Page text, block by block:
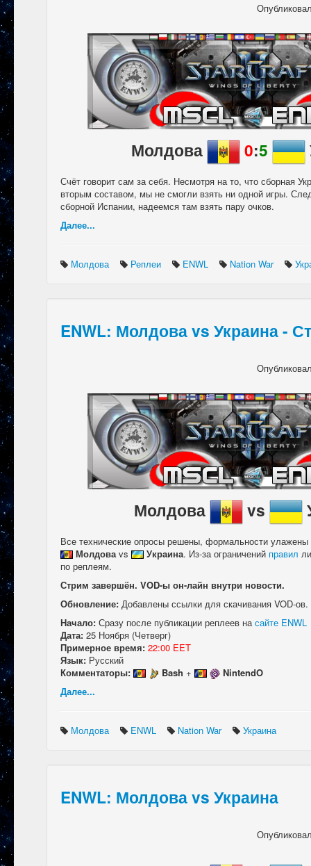
Молдова 0:5
Счёт говорит сам за себя. Несмотря на то, что сборная
вторым составом, мы не смогли взять ни одной игры.
сборной Испании, надеемся там взять пару очков.
Далее...
Молдова Реплеи ENWL Nation War
ENWL: Молдова vs Украина -
Молдова vs
Все технические опросы решены, формальности
Молдоваvs Украина. Из-за ограничений правил
по реплеям.
Стрим завершён. VOD-ы он-лайн внутри новости.
Обновление: Добавлены ссылки для скачивания VOD-ов.
Начало: Сразу после публикации реплеев насайте ENWL
Дата: 25 Ноября (Четверг)
Примерное время: 22:00 EET
Язык: Русский
Комментаторы:
Bash +
NintendO
Далее...
Молдова ENWL Nation War Украина
ENWL: Молдова vs Украина